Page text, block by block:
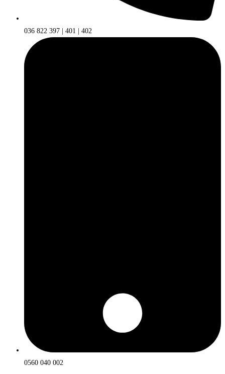
036 822 397 | 401 | 402
0560 040 002